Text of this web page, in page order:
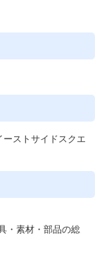
ストサイドスクエ
・素材・部品の総